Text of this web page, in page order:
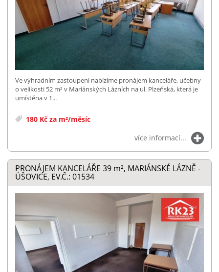
Ve výhradním zastoupení nabízíme pronájem kanceláře, učebny
o velikosti 52 m² v Mariánských Lázních na ul. Plzeňská, která je
umístěna v 1...
180 Kč za m²/měsíc
více informací...
PRONÁJEM KANCELÁŘE 39 m², MARIÁNSKÉ LÁZNĚ -
ÚŠOVICE, EV.Č.: 01534